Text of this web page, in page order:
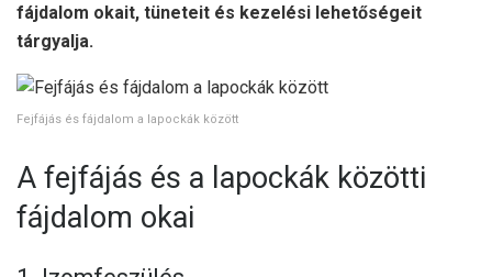
fájdalom okait, tüneteit és kezelési lehetőségeit
tárgyalja.
Fejfájás és fájdalom a lapockák között
A fejfájás és a lapockák közötti
fájdalom okai